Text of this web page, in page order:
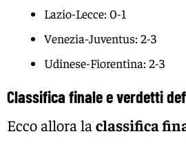
Lazio-Lecce: 0-1
Venezia-Juventus: 2-3
Udinese-Fiorentina: 2-3
Classifica finale e verdetti
Ecco allora la classifica